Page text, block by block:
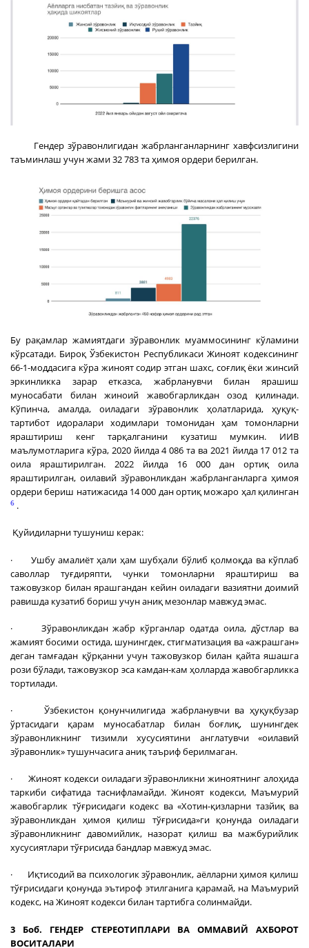
Гендер зўравонлигидан жабрланганларнинг хавфсизлигини
таъминлаш учун жами 32 783 та ҳимоя ордери берилган.
Бу рақамлар жамиятдаги зўравонлик муаммосининг кўламини
кўрсатади. Бироқ Ўзбекистон Республикаси Жиноят кодексининг
66-1-моддасига кўра жиноят содир этган шахс, соғлиқ ёки жинсий
эркинликка зарар етказса, жабрланувчи билан ярашиш
муносабати билан жиноий жавобгарликдан озод қилинади.
Кўпинча, амалда, оиладаги зўравонлик ҳолатларида, ҳуқуқ-
тартибот идоралари ходимлари томонидан ҳам томонларни
яраштириш кенг тарқалганини кузатиш мумкин. ИИВ
маълумотларига кўра, 2020 йилда 4 086 та ва 2021 йилда 17 012 та
оила яраштирилган. 2022 йилда 16 000 дан ортиқ оила
яраштирилган, оилавий зўравонликдан жабрланганларга ҳимоя
ордери бериш натижасида 14 000 дан ортиқ можаро ҳал қилинган
6 .
Қуйидиларни тушуниш керак:
· Ушбу амалиёт ҳали ҳам шубҳали бўлиб қолмоқда ва кўплаб
саволлар туғдиряпти, чунки томонларни яраштириш ва
тажовузкор билан ярашгандан кейин оиладаги вазиятни доимий
равишда кузатиб бориш учун аниқ мезонлар мавжуд эмас.
· Зўравонликдан жабр кўрганлар одатда оила, дўстлар ва
жамият босими остида, шунингдек, стигматизация ва «ажрашган»
деган тамғадан қўрқанни учун тажовузкор билан қайта яшашга
рози бўлади, тажовузкор эса камдан-кам ҳолларда жавобгарликка
тортилади.
· Ўзбекистон қонунчилигида жабрланувчи ва ҳуқуқбузар
ўртасидаги қарам муносабатлар билан боғлиқ, шунингдек
зўравонликнинг тизимли хусусиятини англатувчи «оилавий
зўравонлик» тушунчасига аниқ таъриф берилмаган.
· Жиноят кодекси оиладаги зўравонликни жиноятнинг алоҳида
таркиби сифатида таснифламайди. Жиноят кодекси, Маъмурий
жавобгарлик тўғрисидаги кодекс ва «Хотин-қизларни тазйиқ ва
зўравонликдан ҳимоя қилиш тўғрисида»ги қонунда оиладаги
зўравонликнинг давомийлик, назорат қилиш ва мажбурийлик
хусусиятлари тўғрисида бандлар мавжуд эмас.
· Иқтисодий ва психологик зўравонлик, аёлларни ҳимоя қилиш
тўғрисидаги қонунда эътироф этилганига қарамай, на Маъмурий
кодекс, на Жиноят кодекси билан тартибга солинмайди.
3 Боб. ГЕНДЕР СТЕРЕОТИПЛАРИ ВА ОММАВИЙ АХБОРОТ
ВОСИТАЛАРИ